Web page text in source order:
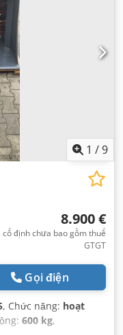
1 /9
8.900 €
cố định chưa bao gồm thuế
GTGT
Gọi điện
, Chức năng: hoạt
600 kg,